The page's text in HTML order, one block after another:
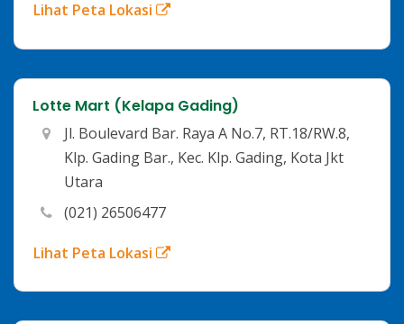
Lihat Peta Lokasi
Lotte Mart (Kelapa Gading)
Jl. Boulevard Bar. Raya A No.7, RT.18/RW.8,
Klp. Gading Bar., Kec. Klp. Gading, Kota Jkt
Utara
(021) 26506477
Lihat Peta Lokasi